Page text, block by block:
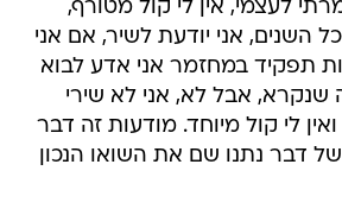
לעצמי, אין לי קול מטורף,
השנים, אני יודעת לשיר, אם אני
תפקיד במחזמר אני אדע לבוא
שנקרא, אבל לא, אני לא שירי
ואין לי קול מיוחד. מודעות זה דבר
דבר נתנו שם את השואו הנכון